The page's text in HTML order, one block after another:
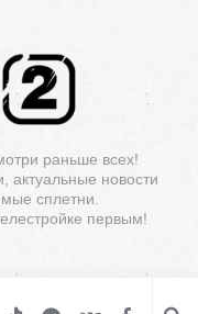
раньше всех!
новости
сплетни.
первым!